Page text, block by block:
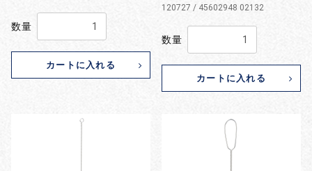
数量
カートに入れる
120727 / 45602948 02132
数量
カートに入れる